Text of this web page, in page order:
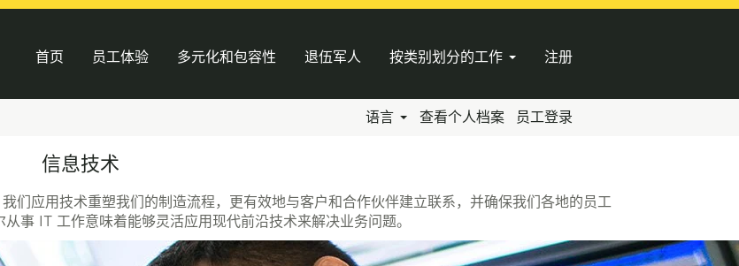
首页 员工体验 多元化和包容性 退伍军人 按类别划分的工作 注册
语言 查看个人档案 员工登录
信息技术
应用技术重塑我们的制造流程，更有效地与客户和合作伙伴建立联系，并确保我们各地的员工
事 IT 工作意味着能够灵活应用现代前沿技术来解决业务问题。